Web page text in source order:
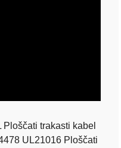
trakasti kabel
UL21016 Ploščati